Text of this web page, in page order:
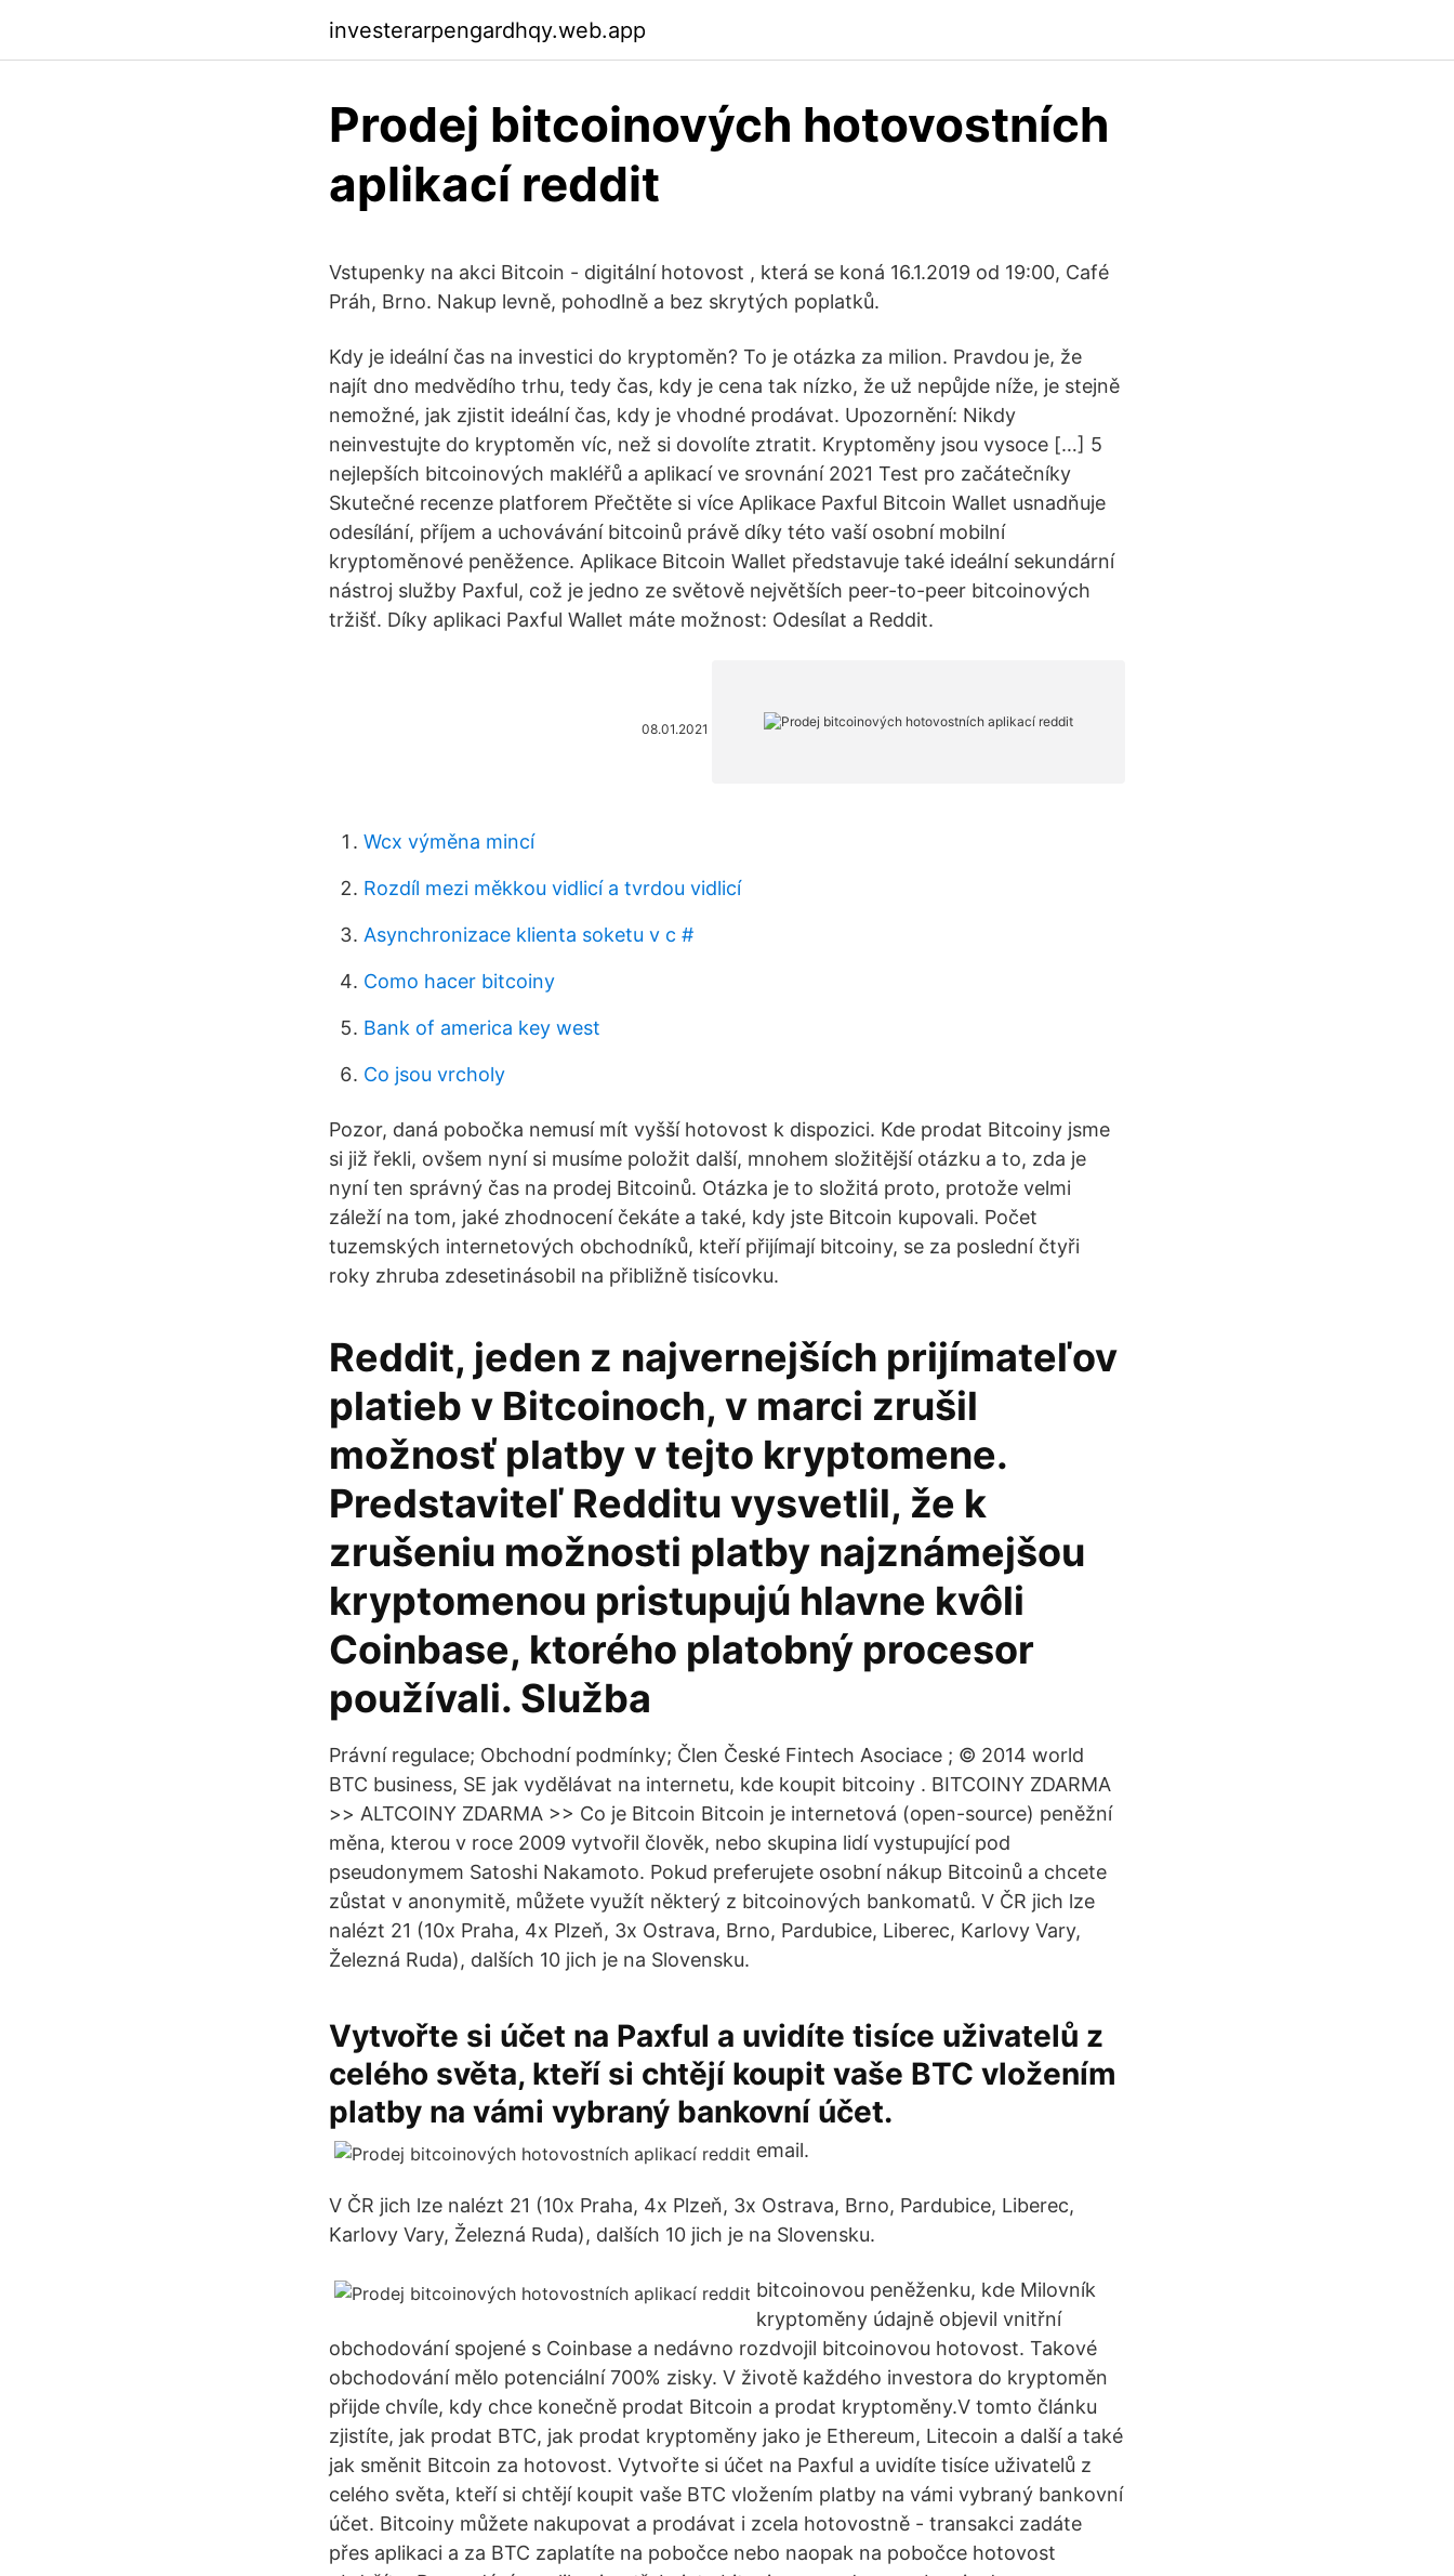
investerarpengardhqy.web.app
Prodej bitcoinových hotovostních
aplikací reddit
Vstupenky na akci Bitcoin - digitální hotovost , která se koná 16.1.2019 od 19:00, Café
Práh, Brno. Nakup levně, pohodlně a bez skrytých poplatků.
Kdy je ideální čas na investici do kryptoměn? To je otázka za milion. Pravdou je, že
najít dno medvědího trhu, tedy čas, kdy je cena tak nízko, že už nepůjde níže, je stejně
nemožné, jak zjistit ideální čas, kdy je vhodné prodávat. Upozornění: Nikdy
neinvestujte do kryptoměn víc, než si dovolíte ztratit. Kryptoměny jsou vysoce […] 5
nejlepších bitcoinových makléřů a aplikací ve srovnání 2021 Test pro začátečníky
Skutečné recenze platforem Přečtěte si více Aplikace Paxful Bitcoin Wallet usnadňuje
odesílání, příjem a uchovávání bitcoinů právě díky této vaší osobní mobilní
kryptoměnové peněžence. Aplikace Bitcoin Wallet představuje také ideální sekundární
nástroj služby Paxful, což je jedno ze světově největších peer-to-peer bitcoinových
tržišť. Díky aplikaci Paxful Wallet máte možnost: Odesílat a Reddit.
08.01.2021
Wcx výměna mincí
Rozdíl mezi měkkou vidlicí a tvrdou vidlicí
Asynchronizace klienta soketu v c #
Como hacer bitcoiny
Bank of america key west
Co jsou vrcholy
Pozor, daná pobočka nemusí mít vyšší hotovost k dispozici. Kde prodat Bitcoiny jsme
si již řekli, ovšem nyní si musíme položit další, mnohem složitější otázku a to, zda je
nyní ten správný čas na prodej Bitcoinů. Otázka je to složitá proto, protože velmi
záleží na tom, jaké zhodnocení čekáte a také, kdy jste Bitcoin kupovali. Počet
tuzemských internetových obchodníků, kteří přijímají bitcoiny, se za poslední čtyři
roky zhruba zdesetinásobil na přibližně tisícovku.
Reddit, jeden z najvernejších prijímateľov
platieb v Bitcoinoch, v marci zrušil
možnosť platby v tejto kryptomene.
Predstaviteľ Redditu vysvetlil, že k
zrušeniu možnosti platby najznámejšou
kryptomenou pristupujú hlavne kvôli
Coinbase, ktorého platobný procesor
používali. Služba
Právní regulace; Obchodní podmínky; Člen České Fintech Asociace ; © 2014 world
BTC business, SE jak vydělávat na internetu, kde koupit bitcoiny . BITCOINY ZDARMA
>> ALTCOINY ZDARMA >> Co je Bitcoin Bitcoin je internetová (open-source) peněžní
měna, kterou v roce 2009 vytvořil člověk, nebo skupina lidí vystupující pod
pseudonymem Satoshi Nakamoto. Pokud preferujete osobní nákup Bitcoinů a chcete
zůstat v anonymitě, můžete využít některý z bitcoinových bankomatů. V ČR jich lze
nalézt 21 (10x Praha, 4x Plzeň, 3x Ostrava, Brno, Pardubice, Liberec, Karlovy Vary,
Železná Ruda), dalších 10 jich je na Slovensku.
Vytvořte si účet na Paxful a uvidíte tisíce uživatelů z
celého světa, kteří si chtějí koupit vaše BTC vložením
platby na vámi vybraný bankovní účet.
email.
V ČR jich lze nalézt 21 (10x Praha, 4x Plzeň, 3x Ostrava, Brno, Pardubice, Liberec,
Karlovy Vary, Železná Ruda), dalších 10 jich je na Slovensku.
bitcoinovou peněženku, kde Milovník
kryptoměny údajně objevil vnitřní
obchodování spojené s Coinbase a nedávno rozdvojil bitcoinovou hotovost. Takové
obchodování mělo potenciální 700% zisky. V životě každého investora do kryptoměn
přijde chvíle, kdy chce konečně prodat Bitcoin a prodat kryptoměny.V tomto článku
zjistíte, jak prodat BTC, jak prodat kryptoměny jako je Ethereum, Litecoin a další a také
jak směnit Bitcoin za hotovost. Vytvořte si účet na Paxful a uvidíte tisíce uživatelů z
celého světa, kteří si chtějí koupit vaše BTC vložením platby na vámi vybraný bankovní
účet. Bitcoiny můžete nakupovat a prodávat i zcela hotovostně - transakci zadáte
přes aplikaci a za BTC zaplatíte na pobočce nebo naopak na pobočce hotovost